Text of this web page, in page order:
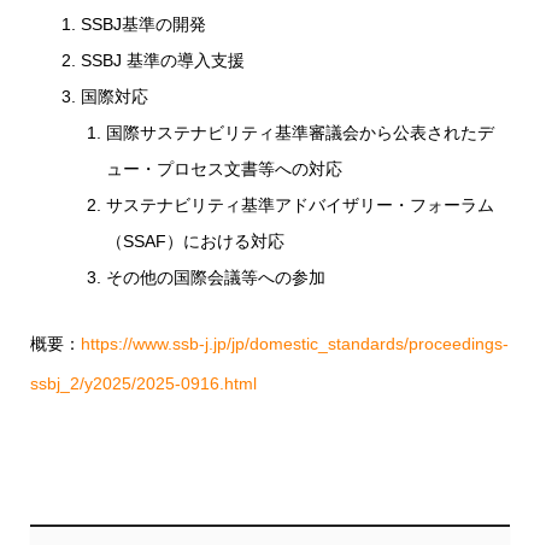
SSBJ基準の開発
SSBJ 基準の導入支援
国際対応
国際サステナビリティ基準審議会から公表されたデ
ュー・プロセス文書等への対応
サステナビリティ基準アドバイザリー・フォーラム
（SSAF）における対応
その他の国際会議等への参加
概要： https://www.ssb-j.jp/jp/domestic_standards/proceedings-
ssbj_2/y2025/2025-0916.html